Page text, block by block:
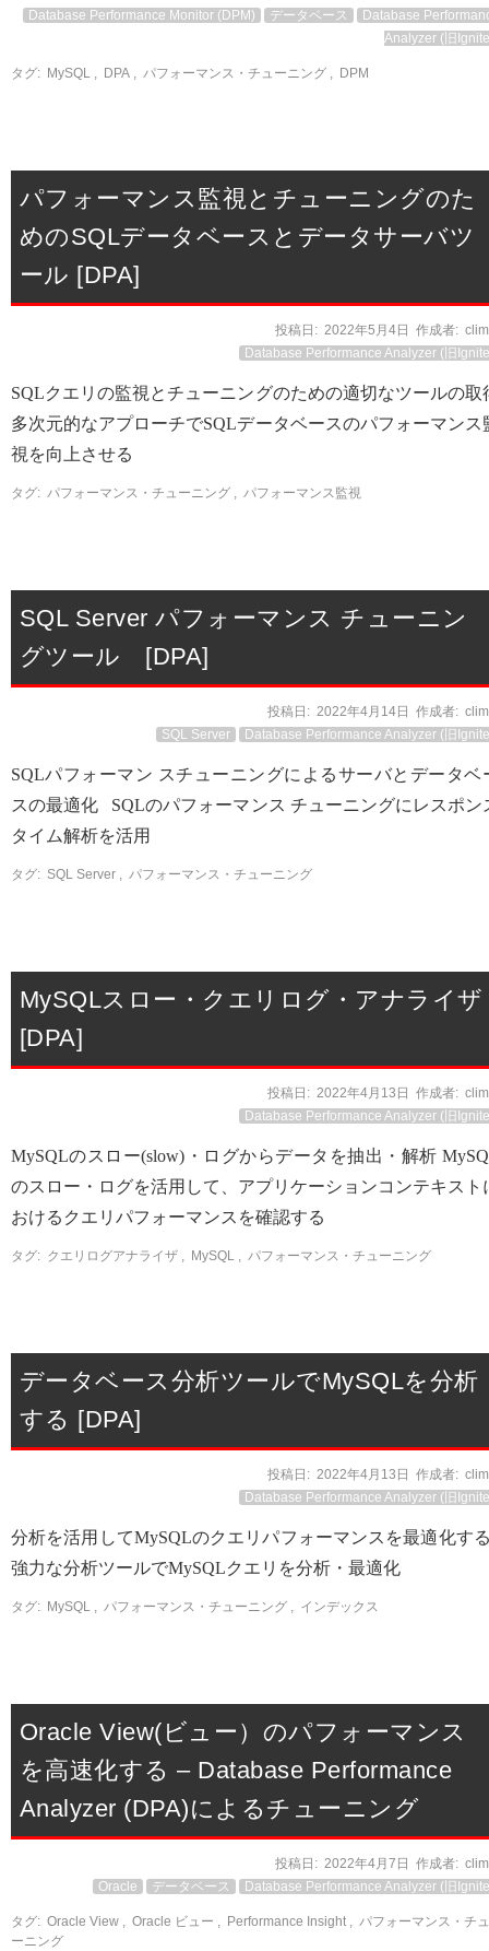
Database Performance Monitor (DPM)
データベース
Database
Analyzer (旧
タグ: MySQL , DPA , パフォーマンス・チューニング , DPM
パフォーマンス監視とチューニングのた
めのSQLデータベースとデータサーバツ
ール [DPA]
投稿日: 2022年5月4日 作成者:
Database Performance Analyzer (旧
SQLクエリの監視とチューニングのための適切なツールの取
多次元的なアプローチでSQLデータベースのパフォーマンス
視を向上させる
タグ: パフォーマンス・チューニング , パフォーマンス監視
SQL Server パフォーマンス チューニン
グツール [DPA]
投稿日: 2022年4月14日 作成者:
SQL Server
Database Performance Analyzer (旧
SQLパフォーマン スチューニングによるサーバとデータベ
スの最適化 SQLのパフォーマンス チューニングにレスポン
タイム解析を活用
タグ: SQL Server , パフォーマンス・チューニング
MySQLスロー・クエリログ・アナライザ
[DPA]
投稿日: 2022年4月13日 作成者:
Database Performance Analyzer (旧
MySQLのスロー(slow)・ログからデータを抽出・解析
のスロー・ログを活用して、アプリケーションコンテキスト
おけるクエリパフォーマンスを確認する
タグ: クエリログアナライザ , MySQL , パフォーマンス・チューニング
データベース分析ツールでMySQLを分析
する [DPA]
投稿日: 2022年4月13日 作成者:
Database Performance Analyzer (旧
分析を活用してMySQLのクエリパフォーマンスを最適化す
強力な分析ツールでMySQLクエリを分析・最適化
タグ: MySQL , パフォーマンス・チューニング , インデックス
Oracle View(ビュー）のパフォーマンス
を高速化する – Database Performance
Analyzer (DPA)によるチューニング
投稿日: 2022年4月7日 作成者:
Oracle
データベース Database Performance Analyzer (旧
タグ: Oracle View , Oracle ビュー , Performance Insight , パフォーマンス・チュ
ーニング